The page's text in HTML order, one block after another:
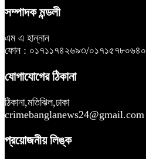
সম্পাদক মন্ডলী
এম এ হান্নান
ফোন : ০১৭১১৭৪২৬৯৩/০১৭১৫৭৮০৬৪০
যোগাযোগের ঠিকানা
ঠিকানা,মতিঝিল,ঢাকা
crimebanglanews24@gmail.com
প্রয়োজনীয় লিঙ্ক